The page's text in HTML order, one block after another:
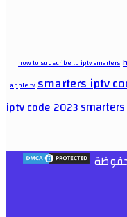
how to subscribe to iptv smarters
apple tv smarters iptv
iptv code 2023